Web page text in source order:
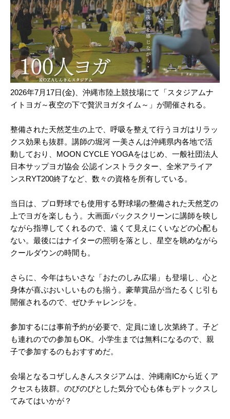
2026年7月17日(金)、沖縄市陸上競技場にて「スタジアムナ
イトヨガ～夜空の下で贅沢ヨガタイム～」が開催される。
整備された天然芝生の上で、呼吸を整えて行うヨガはリラッ
クス効果も抜群。講師の堀河 一美さんは沖縄県内各地で活
動しており、MOON CYCLE YOGAをはじめ、一般社団法人
日本サップヨガ協会 公認インストラクター、全米アライア
ンスRYT200終了など、数々の資格を所有している。
当日は、プロ野球でも使用する野球場の整備された天然芝の
上でヨガを楽しもう。大画面バックスクリーンに講師を映し
ながら指導してくれるので、遠くて見えにくいなどの心配も
ない。最後にはナイターの照明を落とし、星空を眺めながら
クールダウンの時間も。
さらに、今年はちいさな「おたのしみ広場」も登場し、心と
身体が喜ぶおいしいものも揃う。豪華賞品が当たるくじ引も
開催されるので、ぜひチャレンジを。
参加するには事前予約が必要で、定員に達し次第終了。子ど
も連れのでの参加もOK。小学生までは無料になるので、親
子で参加するのもおすすめだ。
会場となるコザしんきんスタジアムは、沖縄南ICから近くア
クセスも抜群。のびのびとした気分で心も体もデトックスし
てみてはいかが？